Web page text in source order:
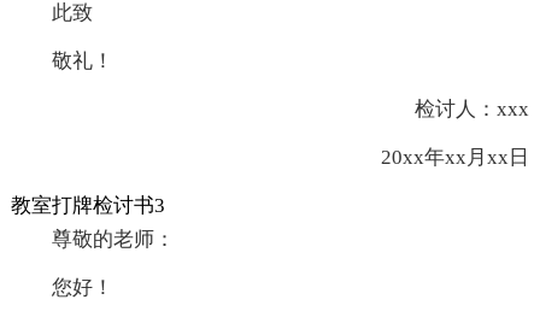
此致
敬礼！
检讨人：xxx
20xx年xx月xx日
教室打牌检讨书3
尊敬的老师：
您好！